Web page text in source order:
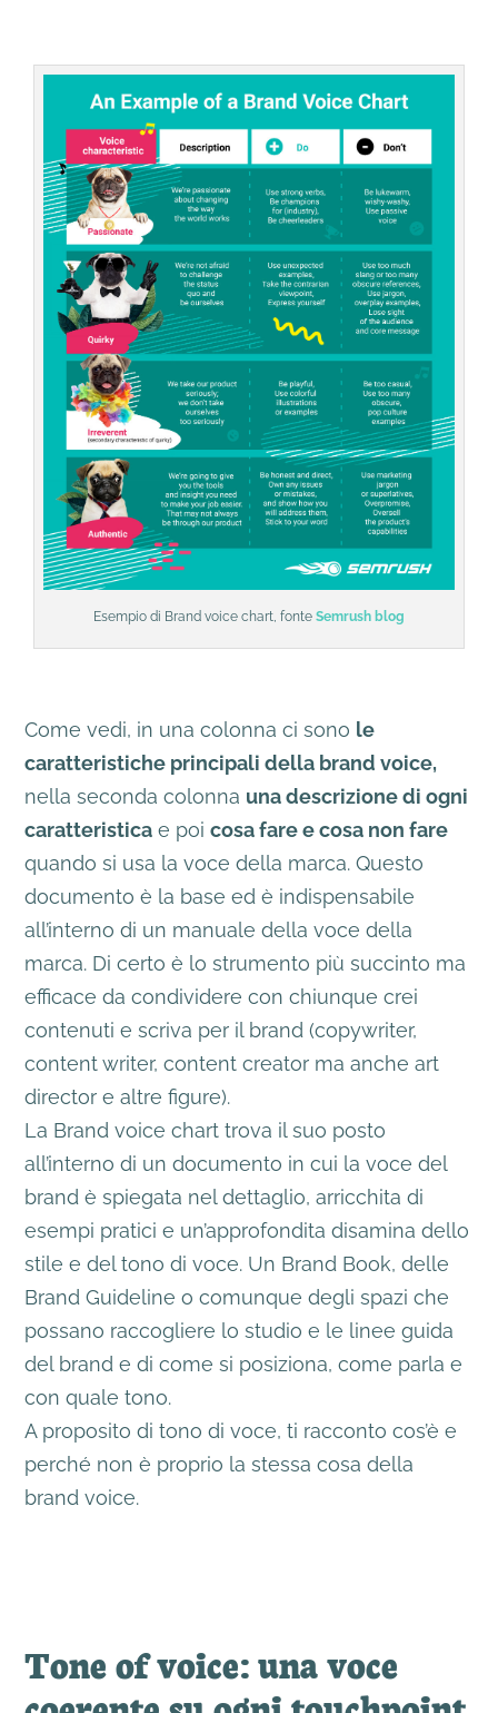
Esempio di Brand voice chart, fonte Semrush blog
Come vedi, in una colonna ci sono le
caratteristiche principali della brand voice,
nella seconda colonna una descrizione di ogni
caratteristica e poicosa fare e cosa non fare
quando si usa la voce della marca. Questo
documento è la base ed è indispensabile
all’interno di un manuale della voce della
marca. Di certo è lo strumento più succinto ma
efficace da condividere con chiunque crei
contenuti e scriva per il brand (copywriter,
content writer, content creator ma anche art
director e altre figure).
La Brand voice chart trova il suo posto
all’interno di un documento in cui la voce del
brand è spiegata nel dettaglio, arricchita di
esempi pratici e un’approfondita disamina dello
stile e del tono di voce. Un Brand Book, delle
Brand Guideline o comunque degli spazi che
possano raccogliere lo studio e le linee guida
del brand e di come si posiziona, come parla e
con quale tono.
A proposito di tono di voce, ti racconto cos’è e
perché non è proprio la stessa cosa della
brand voice.
Tone of voice: una voce